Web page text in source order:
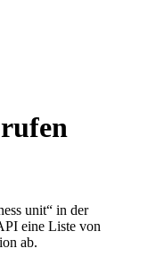
unit“ in der
eine Liste von
ab.